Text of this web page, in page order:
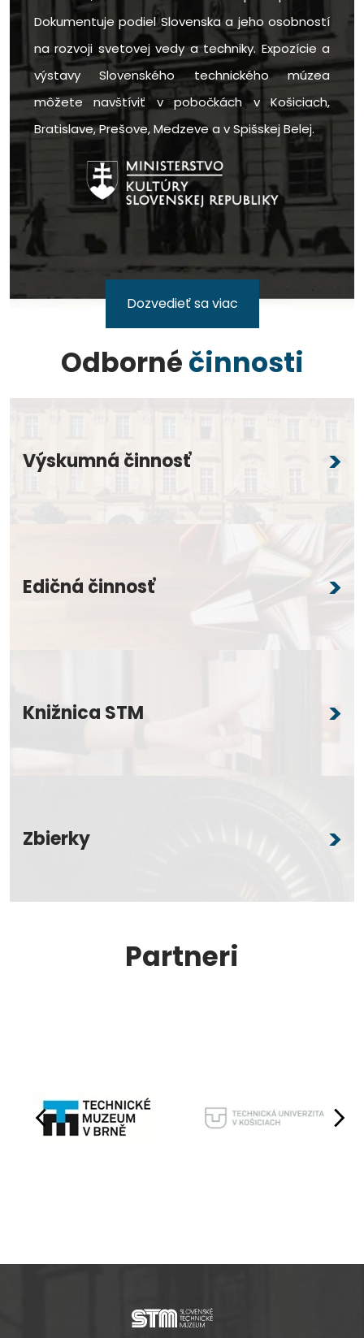
Dokumentuje podiel Slovenska a jeho osobností
na rozvoji svetovej vedy a techniky. Expozície a
výstavy Slovenského technického múzea
môžete navštíviť v pobočkách v Košiciach,
Bratislave, Prešove, Medzeve a v Spišskej Belej.
Dozvedieť sa viac
Odbornéčinnosti
Výskumná činnosť
Edičná činnosť
Knižnica STM
Zbierky
Partneri